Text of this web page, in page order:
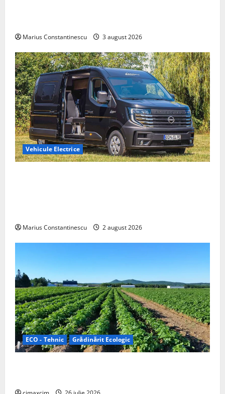
Marius Constantinescu 3 august 2026
Vehicule Electrice
Marius Constantinescu 2 august 2026
ECO - Tehnic Grădinărit Ecologic